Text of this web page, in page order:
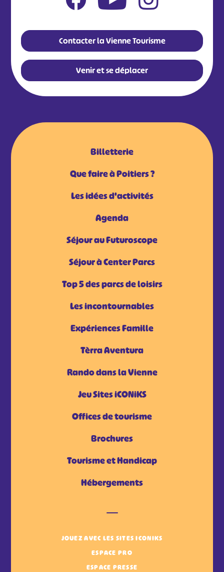
Contacter la Vienne Tourisme
Venir et se déplacer
Billetterie
Que faire à Poitiers ?
Les idées d'activités
Agenda
Séjour au Futuroscope
Séjour à Center Parcs
Top 5 des parcs de loisirs
Les incontournables
Expériences Famille
Tèrra Aventura
Rando dans la Vienne
Jeu Sites iCONiKS
Offices de tourisme
Brochures
Tourisme et Handicap
Hébergements
JOUEZ AVEC LES SITES ICONIKS
ESPACE PRO
ESPACE PRESSE